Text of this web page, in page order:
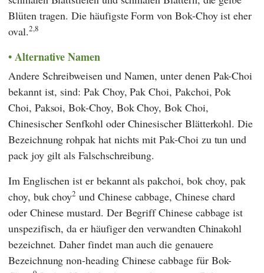
Blüten tragen. Die häufigste Form von Bok-Choy ist eher
oval.2,8
Alternative Namen
Andere Schreibweisen und Namen, unter denen Pak-Choi
bekannt ist, sind: Pak Choy, Pak Choi, Pakchoi, Pok
Choi, Paksoi, Bok-Choy, Bok Choy, Bok Choi,
Chinesischer Senfkohl oder Chinesischer Blätterkohl. Die
Bezeichnung rohpak hat nichts mit Pak-Choi zu tun und
pack joy gilt als Falschschreibung.
Im Englischen ist er bekannt als pakchoi, bok choy, pak
choy, buk choy2 und Chinese cabbage, Chinese chard
oder Chinese mustard. Der Begriff Chinese cabbage ist
unspezifisch, da er häufiger den verwandten Chinakohl
bezeichnet. Daher findet man auch die genauere
Bezeichnung non-heading Chinese cabbage für Bok-